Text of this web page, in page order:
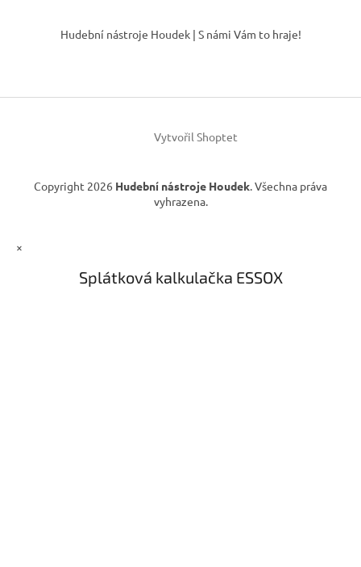
í
Hudební nástroje Houdek | S námi Vám to hraje!
Vytvořil Shoptet
Copyright 2026 Hudební nástroje Houdek. Všechna práva
vyhrazena.
×
Splátková kalkulačka ESSOX